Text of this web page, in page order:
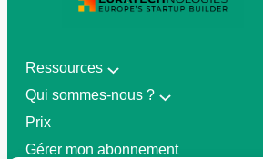
Ressources
Qui sommes-nous ?
Prix
Gérer mon abonnement